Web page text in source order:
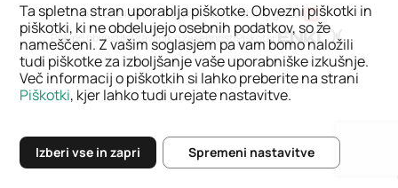
© 2026 GIZ ACS, Slovenski avtomobilski grozdI
Pravno obvestiloPravilnik o zasebnostiPiškotki
Ta spletna stran uporablja piškotke. Obvezni piškotki in
piškotki, ki ne obdelujejo osebnih podatkov, so že
nameščeni. Z vašim soglasjem pa vam bomo naložili
tudi piškotke za izboljšanje vaše uporabniške izkušnje.
Več informacij o piškotkih si lahko preberite na strani
Piškotki, kjer lahko tudi urejate nastavitve.
Spremeni nastavitve
Izberi vse in zapri